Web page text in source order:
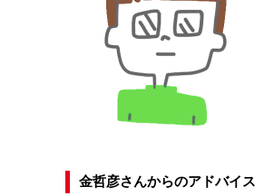
金哲彦さんからのアドバイス